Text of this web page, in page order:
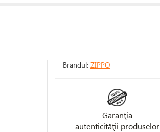
Brandul: ZIPPO
Garanţia
autenticităţii produselor